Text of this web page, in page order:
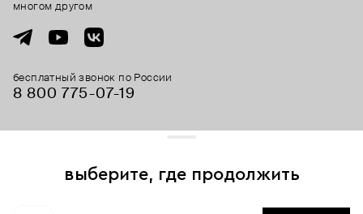
бесплатный звонок по России
8 800 775⁠-07⁠-19
многом другом
выберите, где продолжить